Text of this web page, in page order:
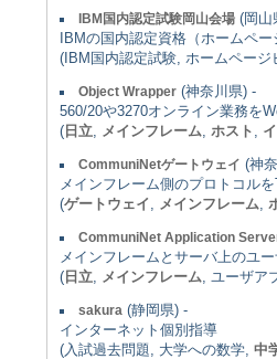
IBM国内認定試験岡山会場 (岡山
IBMの国内認定資格（ホームペ
(IBM国内認定試験, ホームペー
Object Wrapper (神奈川県) -
560/20や3270オンライン業務を
( 日立 メインフレーム ホスト
CommuniNetゲートウェイ (神
メインフレーム側のプロトコル
(ゲートウェイ メインフレーム
CommuniNet Application
メインフレームとサーバ上のユ
( 日立 メインフレーム , ユーザ
sakura (静岡県) -
インターネット個別指導
(入試過去問題, 大学への数学, 中